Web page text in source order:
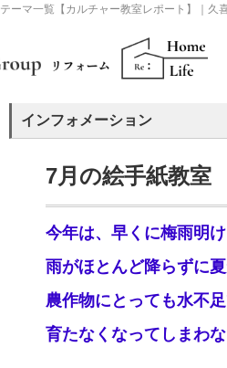
テーマ一覧【カルチャー教室レポート】｜久
インフォメーション
7月の絵手紙教室
今年は、早くに梅雨明
雨がほとんど降らずに
農作物にとっても水不
育たなくなってしまわ